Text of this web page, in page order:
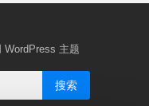
WordPress 主题
搜索